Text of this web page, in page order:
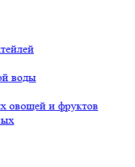
воды
овощей и фруктов